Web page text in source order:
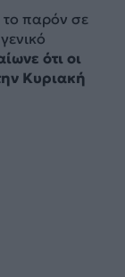
το παρόν σε
ότι οι
Κυριακή